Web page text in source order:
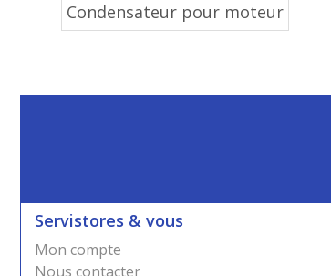
Condensateur pour moteur
Servistores & vous
Mon compte
Nous contacter